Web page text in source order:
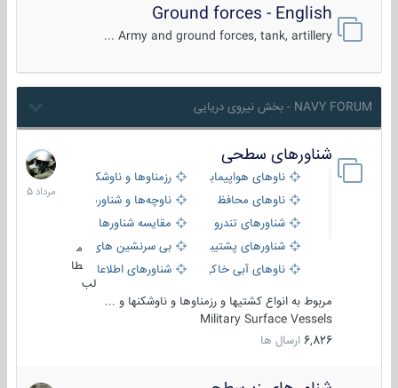
Ground forces - English
Army and ground forces, tank, artillery ...
NAVY FORUM - بخش نیروی دریایی
شناورهای سطحی
ناوهای هواپیمابر و بالگرد بررزمناوها و ناوشکن‌ها
ناوهای محافظ
ناوچه‌ها و شناورهای گشتی
شناورهای تندرو
مقایسه شناورها
شناورهای پشتیبانی
بی سرنشین های دریایی
ناوهای آبی خاکی و نیروبرشناورهای اطلاعاتی و جاسوسی
طا
لب
مربوط به انواع کشتیها و رزمناوها و ناوشکنها و ...
Military Surface Vessels
6,826 ارسال ها
2
مرداد
1405